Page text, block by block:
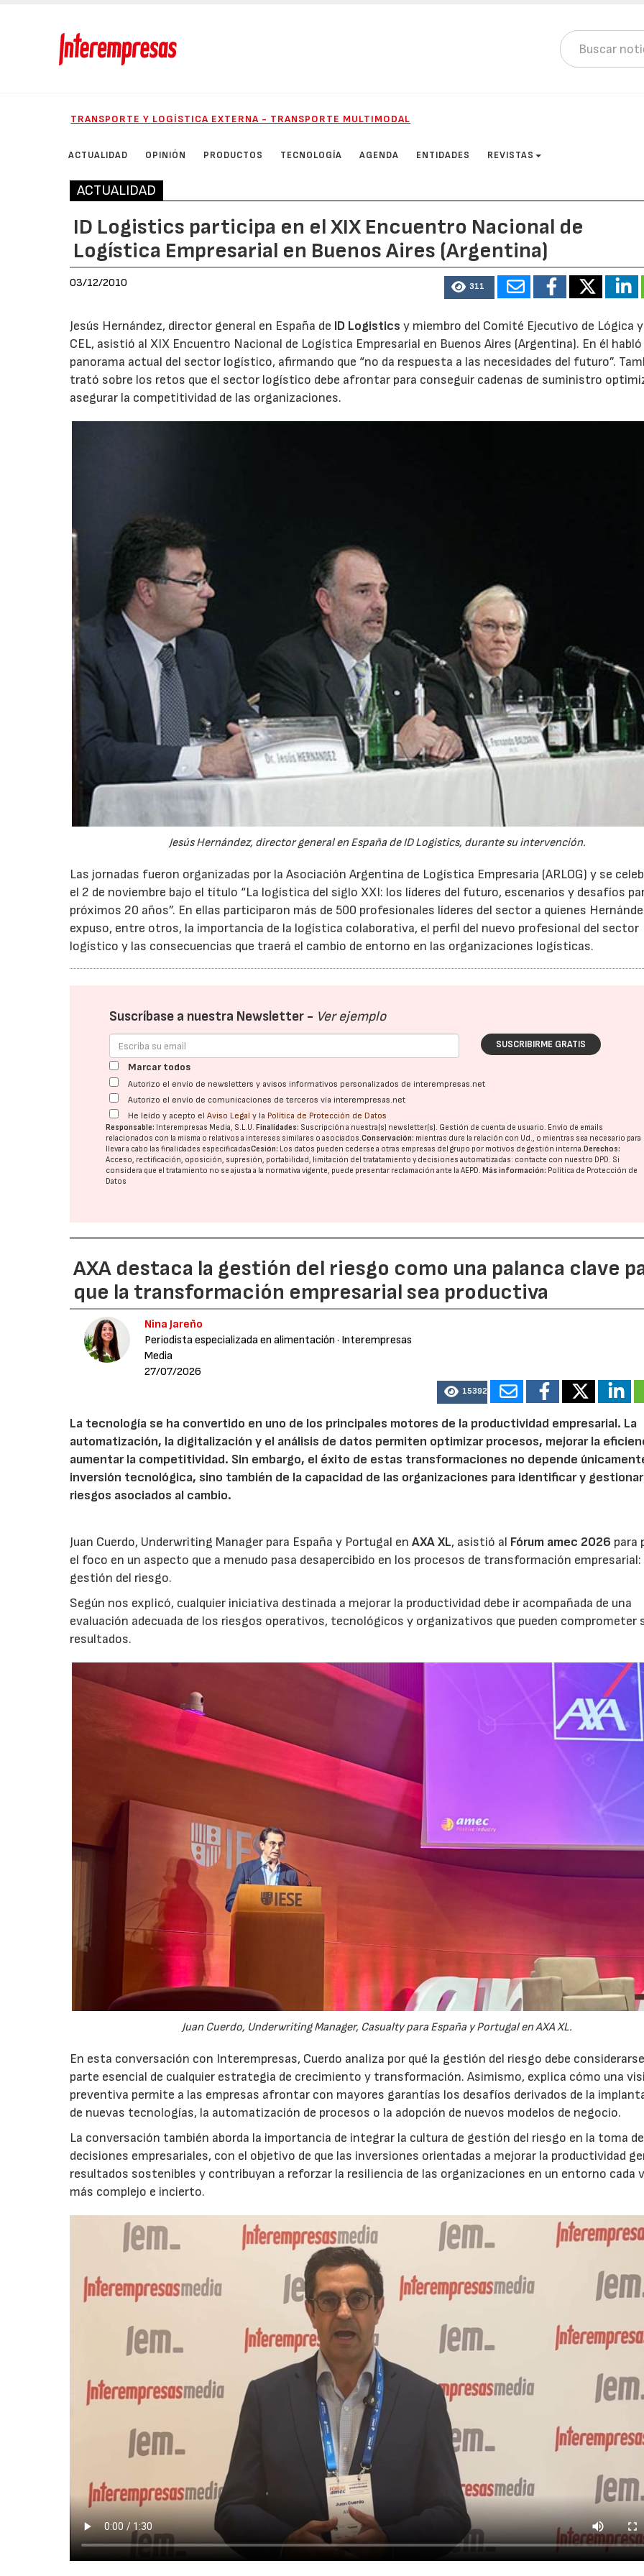
TRANSPORTE Y LOGÍSTICA EXTERNA - TRANSPORTE MULTIMODAL
ACTUALIDAD OPINIÓN PRODUCTOS TECNOLOGÍA AGENDA ENTIDADES REVISTAS
ACTUALIDAD
ID Logistics participa en el XIX Encuentro Nacional de
Logística Empresarial en Buenos Aires (Argentina)
03/12/2010 311
Jesús Hernández, director general en España de ID Logistics y miembro del Comité Ejecutivo de Lógica
CEL, asistió al XIX Encuentro Nacional de Logística Empresarial en Buenos Aires (Argentina). En él habló
panorama actual del sector logístico, afirmando que “no da respuesta a las necesidades del futuro”.
trató sobre los retos que el sector logístico debe afrontar para conseguir cadenas de suministro
asegurar la competitividad de las organizaciones.
Jesús Hernández, director general en España de ID Logistics, durante su intervención.
Las jornadas fueron organizadas por la Asociación Argentina de Logística Empresaria (ARLOG) y se
el 2 de noviembre bajo el título “La logística del siglo XXI: los líderes del futuro, escenarios y desafíos
próximos 20 años”. En ellas participaron más de 500 profesionales líderes del sector a quienes
expuso, entre otros, la importancia de la logística colaborativa, el perfil del nuevo profesional del sector
logístico y las consecuencias que traerá el cambio de entorno en las organizaciones logísticas.
Suscríbase a nuestra Newsletter - Ver ejemplo
SUSCRIBIRME GRATIS
Marcar todos
Autorizo el envío de newsletters y avisos informativos personalizados de interempresas.net
Autorizo el envío de comunicaciones de terceros vía interempresas.net
He leído y acepto elAviso Legal y la Política de Protección de Datos
Responsable: Interempresas Media, S.L.U.Finalidades: Suscripción a nuestra(s) newsletter(s). Gestión de cuenta de usuario. Envío de emails
relacionados con la misma o relativos a intereses similares o asociados.Conservación: mientras dure la relación con Ud., o mientras sea necesario para
llevar a cabo las finalidades especificadasCesión: Los datos pueden cederse a otras empresas del grupo por motivos de gestión interna.Derechos:
Acceso, rectificación, oposición, supresión, portabilidad, limitación del tratatamiento y decisiones automatizadas: contacte con nuestro DPD. Si
considera que el tratamiento no se ajusta a la normativa vigente, puede presentar reclamación ante laAEPD.Más información: Política de Protección de
Datos
AXA destaca la gestión del riesgo como una palanca clave
que la transformación empresarial sea productiva
Nina Jareño
Periodista especializada en alimentación · Interempresas
Media
27/07/2026
15392
La tecnología se ha convertido en uno de los principales motores de la productividad empresarial. La
automatización, la digitalización y el análisis de datos permiten optimizar procesos, mejorar la
aumentar la competitividad. Sin embargo, el éxito de estas transformaciones no depende
inversión tecnológica, sino también de la capacidad de las organizaciones para identificar y
riesgos asociados al cambio.
Juan Cuerdo, Underwriting Manager para España y Portugal enAXA XL, asistió al Fórum amec 2026 para
el foco en un aspecto que a menudo pasa desapercibido en los procesos de transformación empresarial:
gestión del riesgo.
Según nos explicó, cualquier iniciativa destinada a mejorar la productividad debe ir acompañada de una
evaluación adecuada de los riesgos operativos, tecnológicos y organizativos que pueden comprometer
resultados.
Juan Cuerdo, Underwriting Manager, Casualty para España y Portugal en AXA XL.
En esta conversación con Interempresas, Cuerdo analiza por qué la gestión del riesgo debe
parte esencial de cualquier estrategia de crecimiento y transformación. Asimismo, explica cómo una
preventiva permite a las empresas afrontar con mayores garantías los desafíos derivados de la
de nuevas tecnologías, la automatización de procesos o la adopción de nuevos modelos de negocio.
La conversación también aborda la importancia de integrar la cultura de gestión del riesgo en la toma de
decisiones empresariales, con el objetivo de que las inversiones orientadas a mejorar la productividad
resultados sostenibles y contribuyan a reforzar la resiliencia de las organizaciones en un entorno cada
más complejo e incierto.